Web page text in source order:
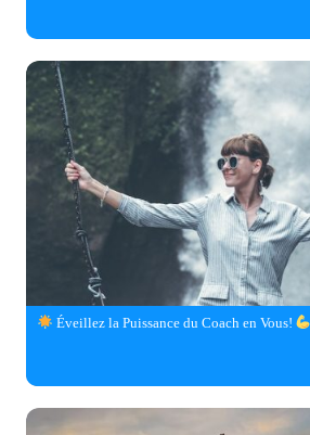
Éveillez la Puissance du Coach en Vous!